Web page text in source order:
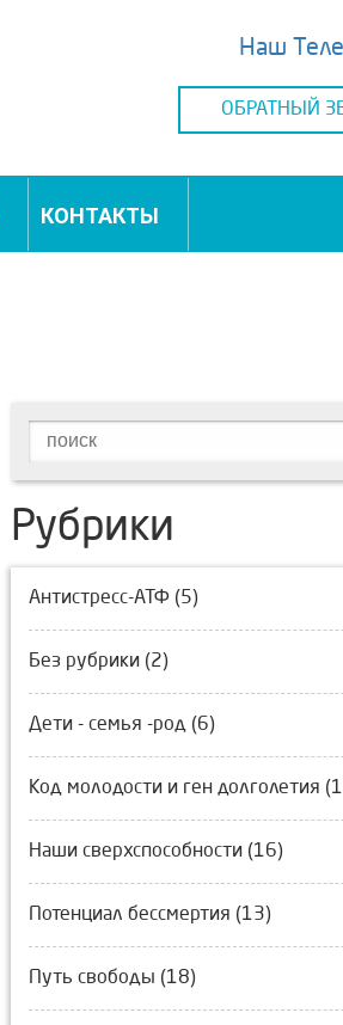
Наш
ОБРАТНЫЙ
КОНТАКТЫ
Рубрики
Антистресс-АТФ (5)
Без рубрики (2)
Дети - семья -род (6)
Код молодости и ген долголетия
Наши сверхспособности (16)
Потенциал бессмертия (13)
Путь свободы (18)